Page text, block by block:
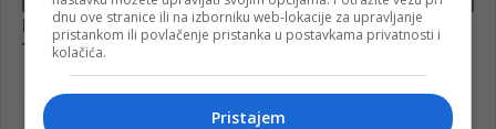
dnu ove stranice ili na izborniku web-lokacije za upravljanje
pristankom ili povlačenje pristanka u postavkama privatnosti i
kolačića.
Pristajem